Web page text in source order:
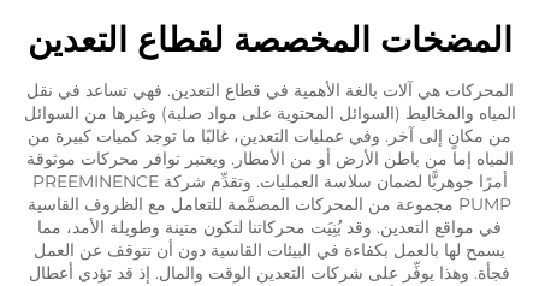
المضخات المخصصة لقطاع التعدين
المحركات هي آلات بالغة الأهمية في قطاع التعدين. فهي تساعد في نقل
المياه والمخاليط (السوائل المحتوية على مواد صلبة) وغيرها من السوائل
من مكانٍ إلى آخر. وفي عمليات التعدين، غالبًا ما توجد كميات كبيرة من
المياه إما من باطن الأرض أو من الأمطار. ويعتبر توافر محركات موثوقة
أمرًا جوهريًّا لضمان سلاسة العمليات. وتقدِّم شركة PREEMINENCE
PUMP مجموعة من المحركات المصمَّمة للتعامل مع الظروف القاسية
في مواقع التعدين. وقد بُنِيَت محركاتنا لتكون متينة وطويلة الأمد، مما
يسمح لها بالعمل بكفاءة في البيئات القاسية دون أن تتوقف عن العمل
فجأة. وهذا يوفِّر على شركات التعدين الوقت والمال. إذ قد تؤدي أعطال